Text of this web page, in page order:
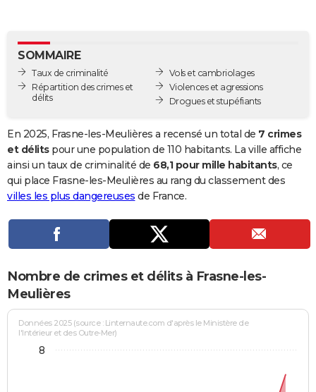
GUIDES D'ACHAT
BONS PLANS
CARTE DE VOEUX
Carte de Noël
Carte Bonne année
Carte Saint-Valentin
Carte Pâques
Carte d'anniversaire
DICTIONNAIRE
Dictionnaire
Biographies
Citations
Expressions
Proverbes
PROGRAMME TV
COPAINS D'AVANT
AVIS DE DÉCÈS
Bricolage
Lifestyle
Culture
Sport
Auto
Television
Voyage
Cinema
SOMMAIRE
Taux de criminalité
Répartition des crimes et
délits
Vols et cambriolages
Violences et agressions
Drogues et stupéfiants
En 2025, Frasne-les-Meulières a recensé un total de 7 crimes
et délitspour une population de 110 habitants. La ville affiche
ainsi un taux de criminalité de 68,1 pour mille habitants, ce
qui place Frasne-les-Meulières au rang du classement des
villes les plus dangereuses de France.
Nombre de crimes et délits à Frasne-les-
Meulières
Données 2025 (source : Linternaute.com d'après le Ministère de
l'Intérieur et des Outre-Mer)
8